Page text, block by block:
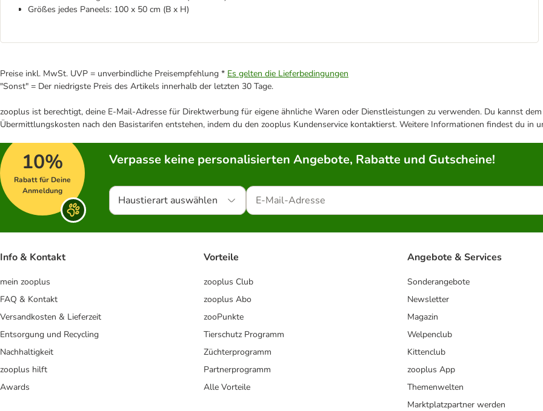
Größes jedes Paneels: 100 x 50 cm (B x H)
Preise inkl. MwSt. UVP = unverbindliche Preisempfehlung * Es gelten die Lieferbedingungen
"Sonst" = Der niedrigste Preis des Artikels innerhalb der letzten 30 Tage.
zooplus ist berechtigt, deine E-Mail-Adresse für Direktwerbung für eigene ähnliche Waren oder Dienstleistungen zu verwenden. Du kannst
Übermittlungskosten nach den Basistarifen entstehen, indem du den zooplus Kundenservice kontaktierst. Weitere Informationen findest du in
10%
Rabatt für Deine
Anmeldung
Verpasse keine personalisierten Angebote, Rabatte und Gutscheine!
Haustierart auswählen
Info & Kontakt
mein zooplus
FAQ & Kontakt
Versandkosten & Lieferzeit
Entsorgung und Recycling
Nachhaltigkeit
zooplus hilft
Awards
Vorteile
zooplus Club
zooplus Abo
zooPunkte
Tierschutz Programm
Züchterprogramm
Partnerprogramm
Alle Vorteile
Angebote & Services
Sonderangebote
Newsletter
Magazin
Welpenclub
Kittenclub
zooplus App
Themenwelten
Marktplatzpartner werden